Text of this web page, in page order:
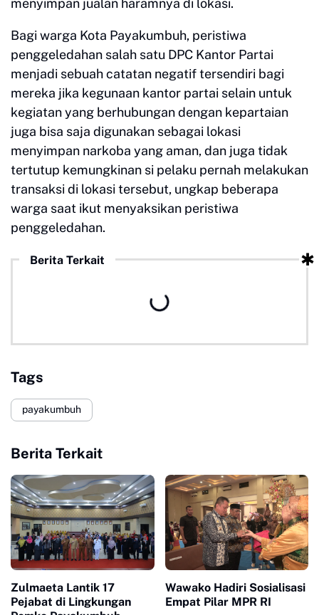
menyimpan jualan haramnya di lokasi.
Bagi warga Kota Payakumbuh, peristiwa
penggeledahan salah satu DPC Kantor Partai
menjadi sebuah catatan negatif tersendiri bagi
mereka jika kegunaan kantor partai selain untuk
kegiatan yang berhubungan dengan kepartaian
juga bisa saja digunakan sebagai lokasi
menyimpan narkoba yang aman, dan juga tidak
tertutup kemungkinan si pelaku pernah melakukan
transaksi di lokasi tersebut, ungkap beberapa
warga saat ikut menyaksikan peristiwa
penggeledahan.
Berita Terkait
Tags
payakumbuh
Berita Terkait
Zulmaeta Lantik 17
Pejabat di Lingkungan
Wawako Hadiri Sosialisasi
Empat Pilar MPR RI